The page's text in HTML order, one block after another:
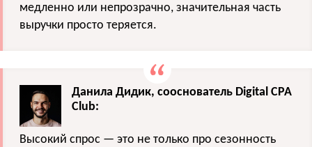
медленно или непрозрачно, значительная часть
выручки просто теряется.
Данила Дидик, сооснователь Digital CPA
Club:
Высокий спрос — это не только про сезонность